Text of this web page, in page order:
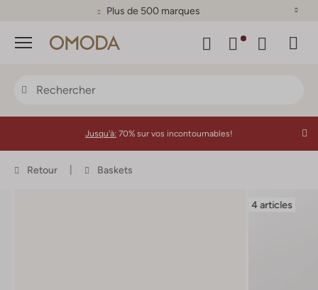
Plus de 500 marques
Menu
Jusqu'à: 70% sur vos incontournables!
Retour Baskets
4 articles